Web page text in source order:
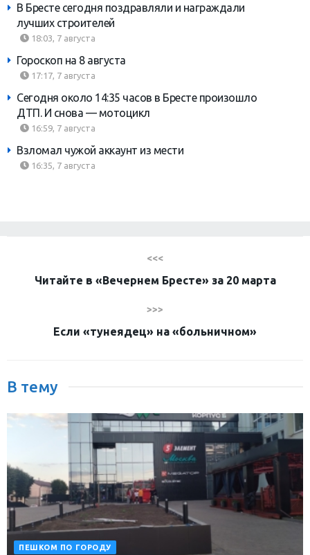
В Бресте сегодня поздравляли и награждали
лучших строителей
18:03, 7 августа
Гороскоп на 8 августа
17:17, 7 августа
Сегодня около 14:35 часов в Бресте произошло
ДТП. И снова — мотоцикл
16:59, 7 августа
Взломал чужой аккаунт из мести
16:35, 7 августа
<<<
Читайте в «Вечернем Бресте» за 20 марта
>>>
Если «тунеядец» на «больничном»
В тему
ПЕШКОМ ПО ГОРОДУ